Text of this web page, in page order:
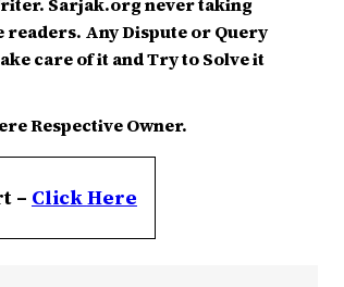
Any Dispute or Query
care of it and Try to Solve it
Respective Owner.
– ClickHere